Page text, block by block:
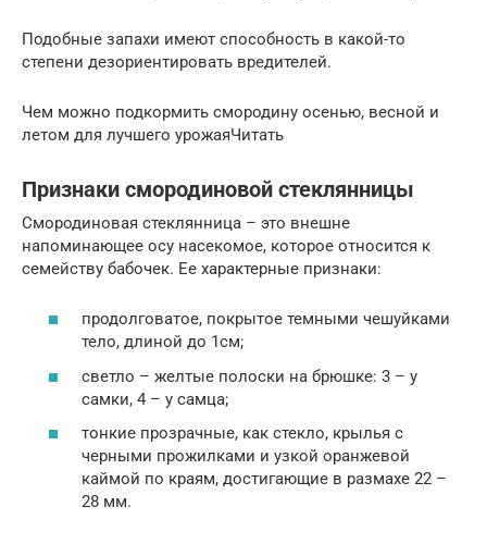
Подобные запахи имеют способность в какой-то
степени дезориентировать вредителей.
Чем можно подкормить смородину осенью, весной и
летом для лучшего урожаяЧитать
Признаки смородиновой стеклянницы
Смородиновая стеклянница – это внешне
напоминающее осу насекомое, которое относится к
семейству бабочек. Ее характерные признаки:
продолговатое, покрытое темными чешуйками
тело, длиной до 1см;
светло – желтые полоски на брюшке: 3 – у
самки, 4 – у самца;
тонкие прозрачные, как стекло, крылья с
черными прожилками и узкой оранжевой
каймой по краям, достигающие в размахе 22 –
28 мм.